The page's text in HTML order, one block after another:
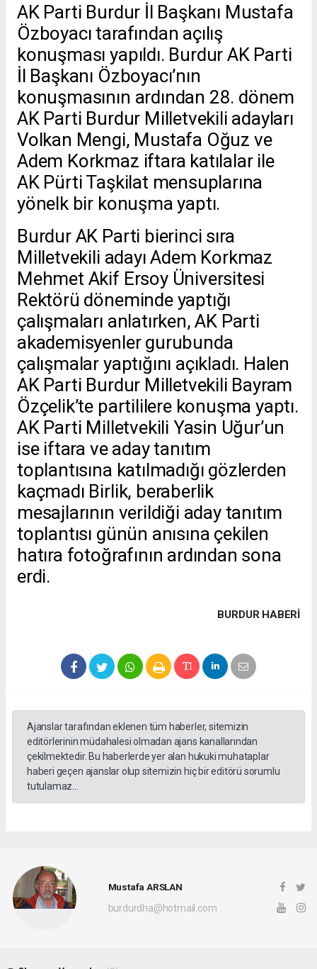
AK Parti Burdur İl Başkanı Mustafa
Özboyacı tarafından açılış
konuşması yapıldı. Burdur AK Parti
İl Başkanı Özboyacı’nın
konuşmasının ardından 28. dönem
AK Parti Burdur Milletvekili adayları
Volkan Mengi, Mustafa Oğuz ve
Adem Korkmaz iftara katılalar ile
AK Pürti Taşkilat mensuplarına
yönelk bir konuşma yaptı.
Burdur AK Parti bierinci sıra
Milletvekili adayı Adem Korkmaz
Mehmet Akif Ersoy Üniversitesi
Rektörü döneminde yaptığı
çalışmaları anlatırken, AK Parti
akademisyenler gurubunda
çalışmalar yaptığını açıkladı. Halen
AK Parti Burdur Milletvekili Bayram
Özçelik’te partililere konuşma yaptı.
AK Parti Milletvekili Yasin Uğur’un
ise iftara ve aday tanıtım
toplantısına katılmadığı gözlerden
kaçmadı Birlik, beraberlik
mesajlarının verildiği aday tanıtım
toplantısı günün anısına çekilen
hatıra fotoğrafının ardından sona
erdi.
BURDUR HABERİ
Ajanslar tarafından eklenen tüm haberler, sitemizin
editörlerinin müdahalesi olmadan ajans kanallarından
çekilmektedir. Bu haberlerde yer alan hukuki muhataplar
haberi geçen ajanslar olup sitemizin hiç bir editörü sorumlu
tutulamaz...
Mustafa ARSLAN
burdurdha@hotmail.com